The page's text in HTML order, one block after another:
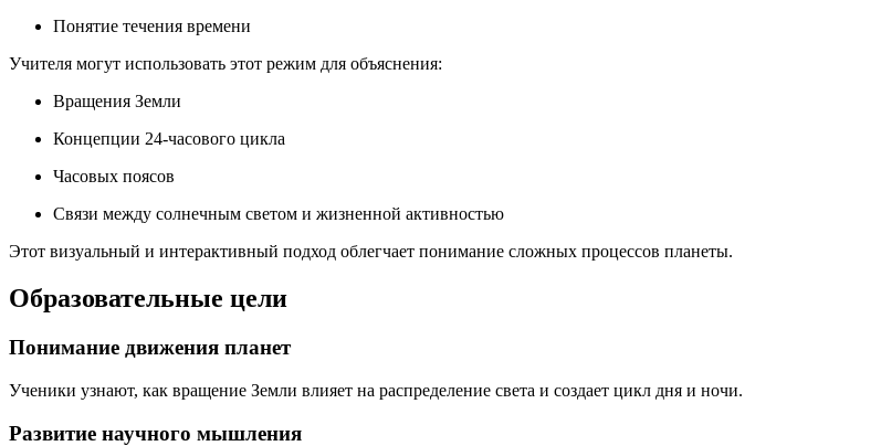
Понятие течения времени
Учителя могут использовать этот режим для объяснения:
Вращения Земли
Концепции 24-часового цикла
Часовых поясов
Связи между солнечным светом и жизненной активностью
Этот визуальный и интерактивный подход облегчает понимание сложных процессов планеты.
Образовательные цели
Понимание движения планет
Ученики узнают, как вращение Земли влияет на распределение света и создает цикл дня и ночи.
Развитие научного мышления